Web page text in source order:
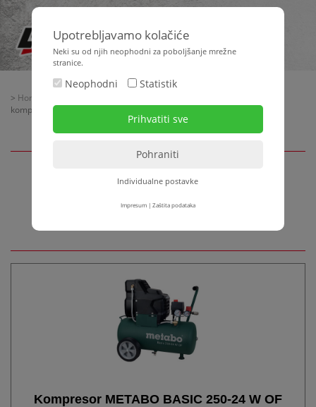
> Home
kompresori + pribor
Mobilna radionica -
kompresori + pribor
Kompresor METABO BASIC 250-24 W OF
Upotrebljavamo kolačiće
Neki su od njih neophodni za poboljšanje mrežne
stranice.
Neophodni Statistik
Individualne postavke
Impresum| Zaštita podataka